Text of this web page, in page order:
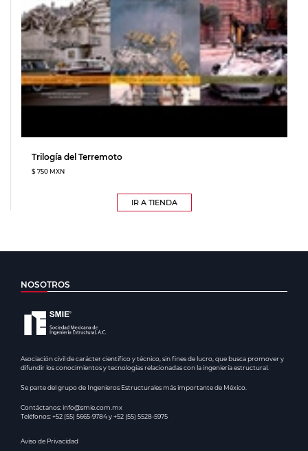
Trilogía del Terremoto
$ 750 MXN
IR A TIENDA
NOSOTROS
Asociación civil de carácter científico y técnico, sin fines de lucro, que busca promover y
difundir los conocimientos y tecnologías relacionadas con la ingeniería estructural.
Se parte del grupo de Ingenieros Estructurales más importante de México.
Contáctanos: info@smie.com.mx
Teléfonos: +52 (55) 5665-9784 y +52 (55) 5528-5975
Aviso de Privacidad